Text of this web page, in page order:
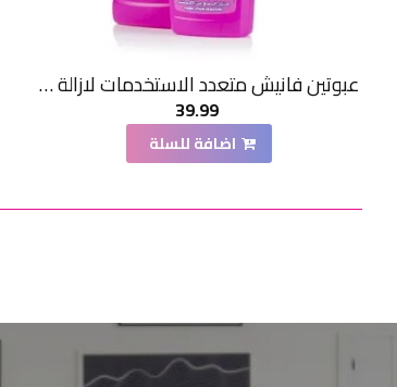
عبوتين فانيش متعدد الاستخدمات لازالة البقع عن الاقمشة - 1.8 مل و 500 مل
39.99
اضافة للسلة